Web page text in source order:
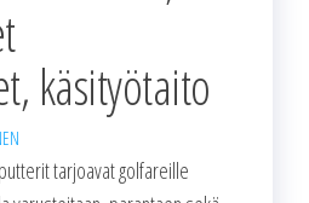
käsityötaito
tarjoavat golfareille